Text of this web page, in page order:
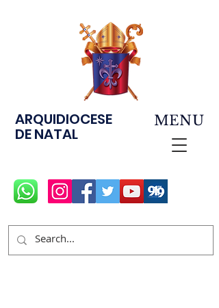
ARQUIDIOCESE
DE NATAL
MENU